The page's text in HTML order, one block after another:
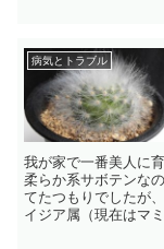
病気とトラブル
我が家で一番美人に
柔らか系サボテンな
てたつもりでしたが
イジア属（現在はマ